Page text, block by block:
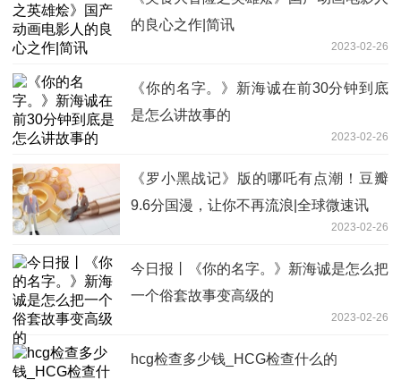
的良心之作|简讯
2023-02-26
《你的名字。》新海诚在前30分钟到底
是怎么讲故事的
2023-02-26
《罗小黑战记》版的哪吒有点潮！豆瓣
9.6分国漫，让你不再流浪|全球微速讯
2023-02-26
今日报丨《你的名字。》新海诚是怎么把
一个俗套故事变高级的
2023-02-26
hcg检查多少钱_HCG检查什么的